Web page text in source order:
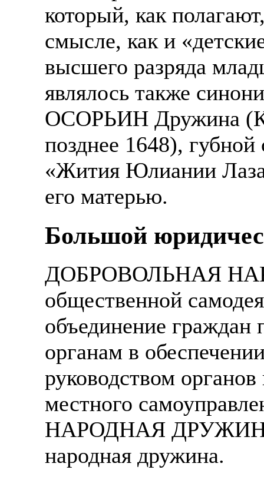
который, как
смысле, как и
высшего разряда
являлось также
ОСОРЬИН Дружина
позднее 1648),
«Жития Юлиании
его матерью.
Большой
ДОБРОВОЛЬНАЯ
общественной
объединение граждан
органам в
руководством
местного
НАРОДНАЯ ДРУЖИНА
народная дружина.